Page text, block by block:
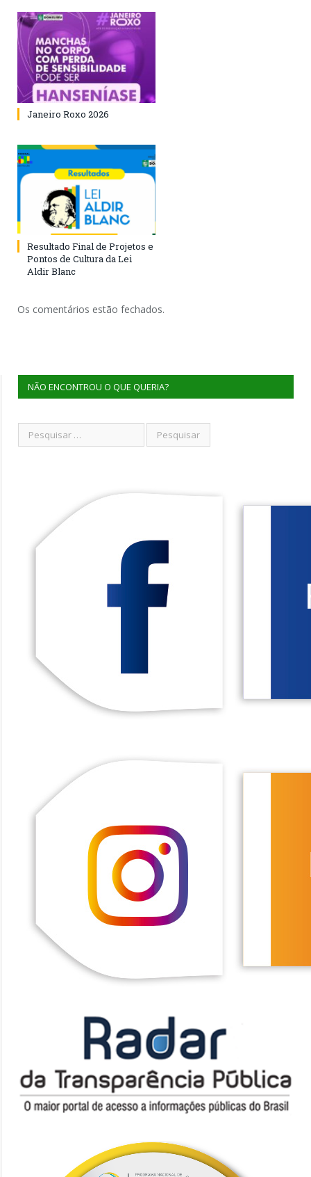
Janeiro Roxo 2026
Resultado Final de Projetos e
Pontos de Cultura da Lei
Aldir Blanc
Os comentários estão fechados.
NÃO ENCONTROU O QUE QUERIA?